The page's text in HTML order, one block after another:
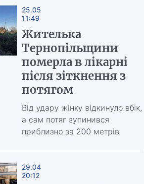
25.05
11:49
Жителька
Тернопільщини
померла в лікарні
після зіткнення з
потягом
Від удару жінку відкинуло вбік,
а сам потяг зупинився
приблизно за 200 метрів
29.04
20:12